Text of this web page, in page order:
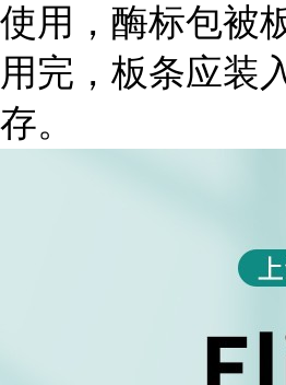
使用，酶标包被
用完，板条应装
存。